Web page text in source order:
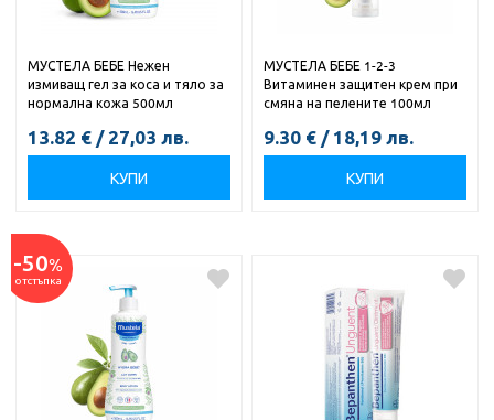
МУСТЕЛА БЕБЕ Нежен
измиващ гел за коса и тяло за
нормална кожа 500мл
13.82 € / 27,03 лв.
КУПИ
МУСТЕЛА БЕБЕ 1-2-3
Витаминен защитен крем при
смяна на пелените 100мл
9.30 € / 18,19 лв.
КУПИ
-50%
отстъпка